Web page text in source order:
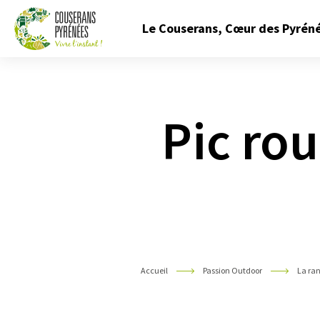
Le Couserans, Cœur des
Pic
Accueil Passion Outdoor La